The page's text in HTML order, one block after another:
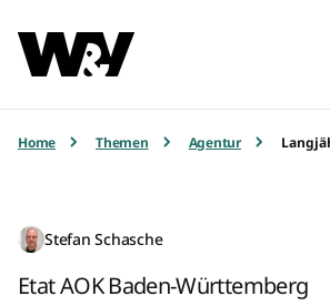
Home Themen Agentur
Stefan Schasche
Etat AOK Baden-Württemberg